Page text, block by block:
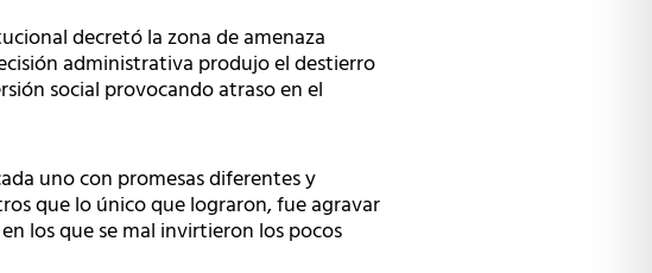
decretó la zona de amenaza
administrativa produjo el destierro
social provocando atraso en el
uno con promesas diferentes y
que lo único que lograron, fue agravar
los que se mal invirtieron los pocos